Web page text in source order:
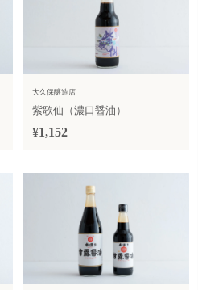
大久保醸造店
紫歌仙（濃口醤油）
¥1,152